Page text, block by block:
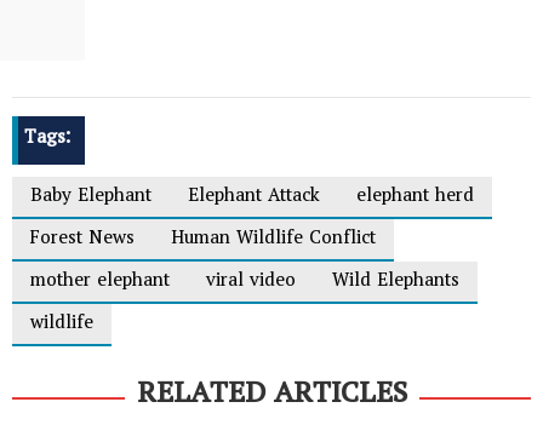
Tags:
Baby Elephant
Elephant Attack
elephant herd
Forest News
Human Wildlife Conflict
mother elephant
viral video
Wild Elephants
wildlife
RELATED ARTICLES